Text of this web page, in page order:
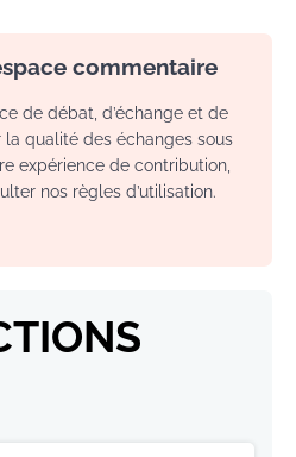
commentaire
de débat, d’échange et de
qualité des échanges sous
expérience de contribution,
nos règles d’utilisation.